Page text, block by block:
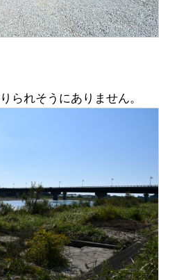
られそうにありません。